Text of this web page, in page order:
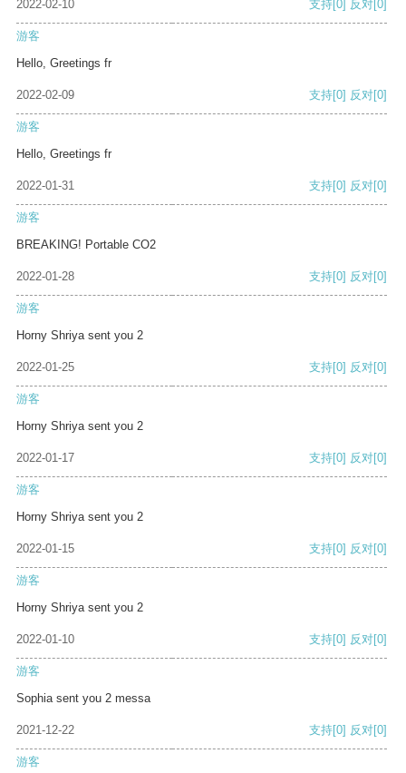
2022-02-10 支持[0] 反对[0]
游客
Hello, Greetings fr
2022-02-09 支持[0] 反对[0]
游客
Hello, Greetings fr
2022-01-31 支持[0] 反对[0]
游客
BREAKING! Portable CO2
2022-01-28 支持[0] 反对[0]
游客
Horny Shriya sent you 2
2022-01-25 支持[0] 反对[0]
游客
Horny Shriya sent you 2
2022-01-17 支持[0] 反对[0]
游客
Horny Shriya sent you 2
2022-01-15 支持[0] 反对[0]
游客
Horny Shriya sent you 2
2022-01-10 支持[0] 反对[0]
游客
Sophia sent you 2 messa
2021-12-22 支持[0] 反对[0]
游客